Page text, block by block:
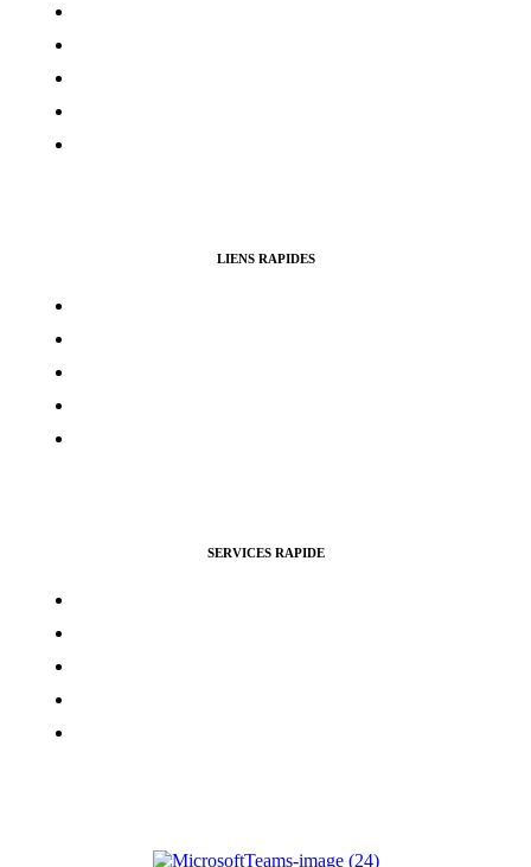
LIENS RAPIDES
SERVICES RAPIDE